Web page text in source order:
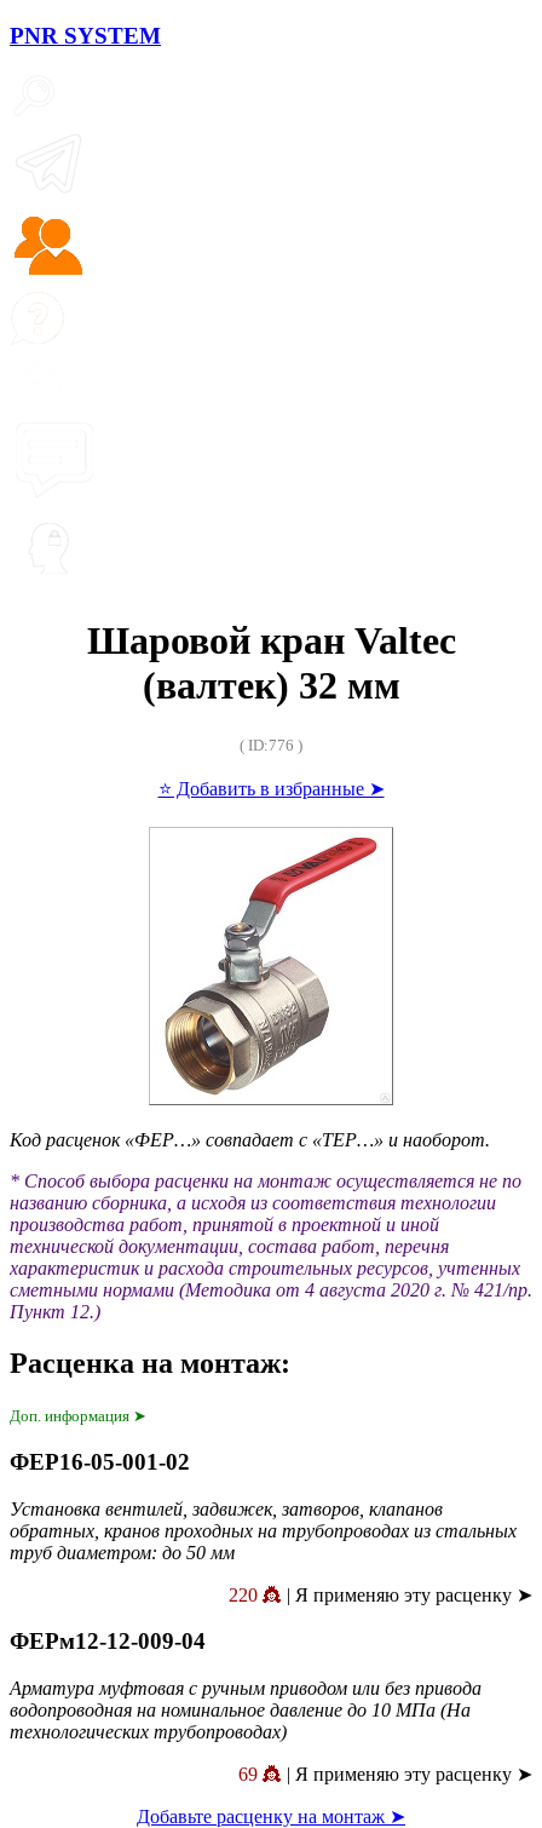
PNR SYSTEM
Шаровой кран Valtec
(валтек) 32 мм
( ID:776 )
⭐ Добавить в избранные ➤
Код расценок «ФЕР…» совпадает с «ТЕР…» и наоборот.
* Способ выбора расценки на монтаж осуществляется не по
названию сборника, а исходя из соответствия технологии
производства работ, принятой в проектной и иной
технической документации, состава работ, перечня
характеристик и расхода строительных ресурсов, учтенных
сметными нормами (Методика от 4 августа 2020 г. № 421/пр.
Пункт 12.)
Расценка на монтаж:
Доп. информация ➤
ФЕР16-05-001-02
Установка вентилей, задвижек, затворов, клапанов
обратных, кранов проходных на трубопроводах из стальных
труб диаметром: до 50 мм
220 👸 | Я применяю эту расценку ➤
ФЕРм12-12-009-04
Арматура муфтовая с ручным приводом или без привода
водопроводная на номинальное давление до 10 МПа (На
технологических трубопроводах)
69 👸 | Я применяю эту расценку ➤
Добавьте расценку на монтаж ➤